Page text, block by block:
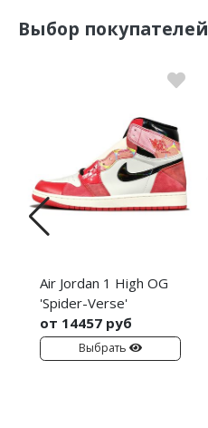
Выбор покупателей
Air Jordan 1 High OG
'Spider-Verse'
от 14457 руб
Выбрать